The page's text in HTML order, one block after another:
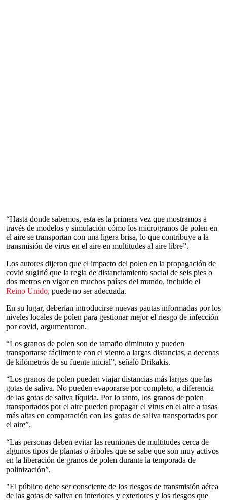
“Hasta donde sabemos, esta es la primera vez que mostramos a
través de modelos y simulación cómo los microgranos de polen en
el aire se transportan con una ligera brisa, lo que contribuye a la
transmisión de virus en el aire en multitudes al aire libre”.
Los autores dijeron que el impacto del polen en la propagación de
covid sugirió que la regla de distanciamiento social de seis pies o
dos metros en vigor en muchos países del mundo, incluido el
Reino Unido, puede no ser adecuada.
En su lugar, deberían introducirse nuevas pautas informadas por los
niveles locales de polen para gestionar mejor el riesgo de infección
por covid, argumentaron.
“Los granos de polen son de tamaño diminuto y pueden
transportarse fácilmente con el viento a largas distancias, a decenas
de kilómetros de su fuente inicial”, señaló Drikakis.
“Los granos de polen pueden viajar distancias más largas que las
gotas de saliva. No pueden evaporarse por completo, a diferencia
de las gotas de saliva líquida. Por lo tanto, los granos de polen
transportados por el aire pueden propagar el virus en el aire a tasas
más altas en comparación con las gotas de saliva transportadas por
el aire”.
“Las personas deben evitar las reuniones de multitudes cerca de
algunos tipos de plantas o árboles que se sabe que son muy activos
en la liberación de granos de polen durante la temporada de
polinización”.
"El público debe ser consciente de los riesgos de transmisión aérea
de las gotas de saliva en interiores y exteriores y los riesgos que